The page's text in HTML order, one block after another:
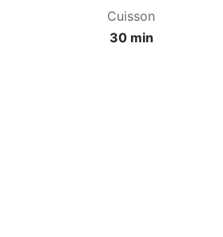
Cuisson
30 min